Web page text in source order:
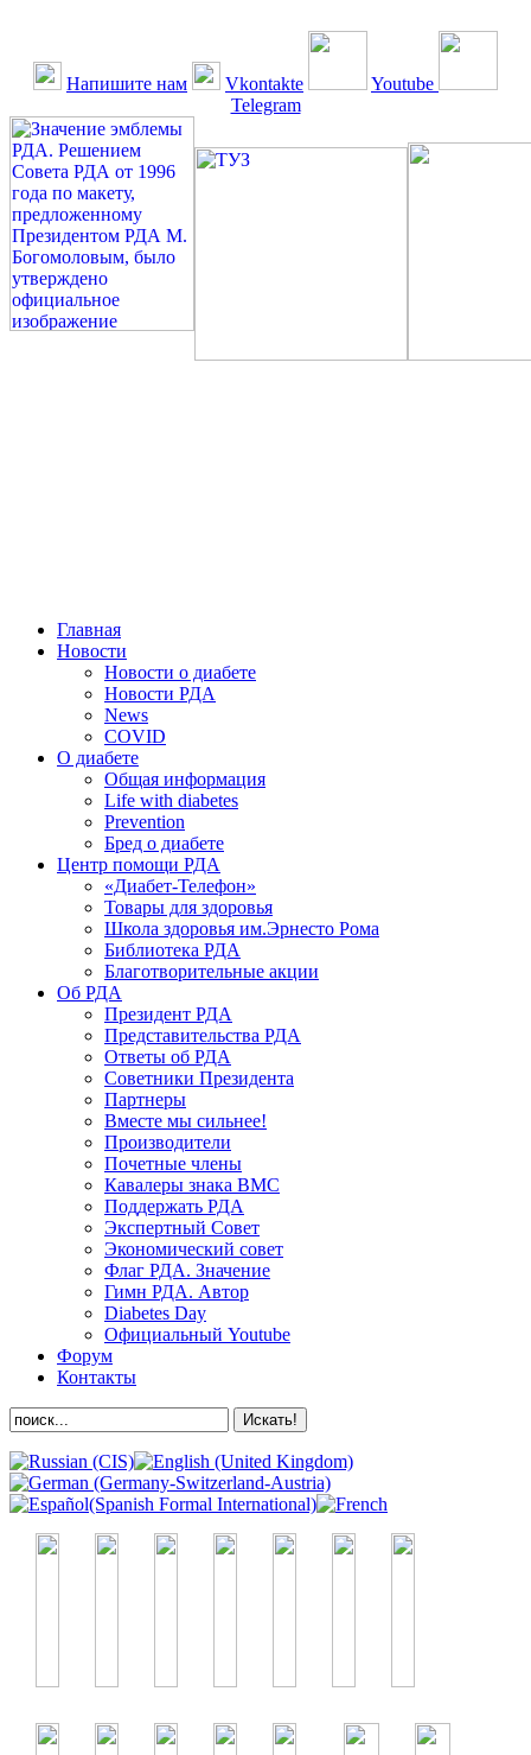
Напишите нам Vkontakte
Youtube
Telegram
Главная
Новости
Новости о диабете
Новости РДА
News
COVID
О диабете
Общая информация
Life with diabetes
Prevention
Бред о диабете
Центр помощи РДА
«Диабет-Телефон»
Товары для здоровья
Школа здоровья им.Эрнесто Рома
Библиотека РДА
Благотворительные акции
Об РДА
Президент РДА
Представительства РДА
Ответы об РДА
Советники Президента
Партнеры
Вместе мы сильнее!
Производители
Почетные члены
Кавалеры знака ВМС
Поддержать РДА
Экспертный Совет
Экономический совет
Флаг РДА. Значение
Гимн РДА. Автор
Diabetes Day
Официальный Youtube
Форум
Контакты